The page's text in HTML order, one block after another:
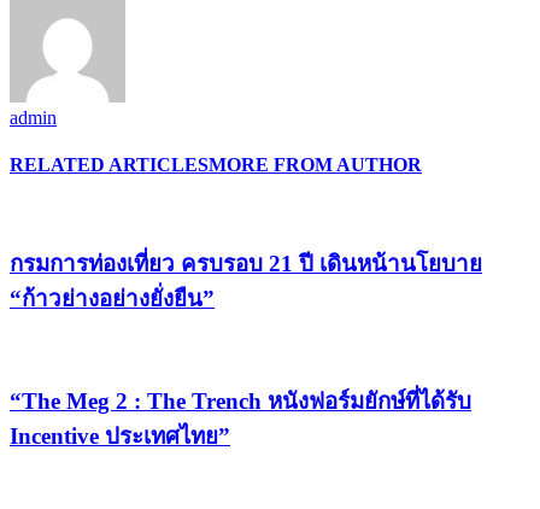
admin
RELATED ARTICLESMORE FROM AUTHOR
กรมการท่องเที่ยว ครบรอบ 21 ปี เดินหน้านโยบาย
“ก้าวย่างอย่างยั่งยืน”
“The Meg 2 : The Trench หนังฟอร์มยักษ์ที่ได้รับ
Incentive ประเทศไทย”